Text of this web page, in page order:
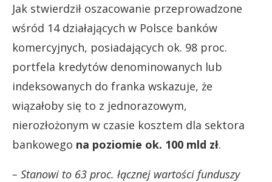
Jak stwierdził oszacowanie przeprowadzone
wśród 14 działających w Polsce banków
komercyjnych, posiadających ok. 98 proc.
portfela kredytów denominowanych lub
indeksowanych do franka wskazuje, że
wiązałoby się to z jednorazowym,
nierozłożonym w czasie kosztem dla sektora
bankowego na poziomie ok. 100 mld zł.
– Stanowi to 63 proc. łącznej wartości funduszy